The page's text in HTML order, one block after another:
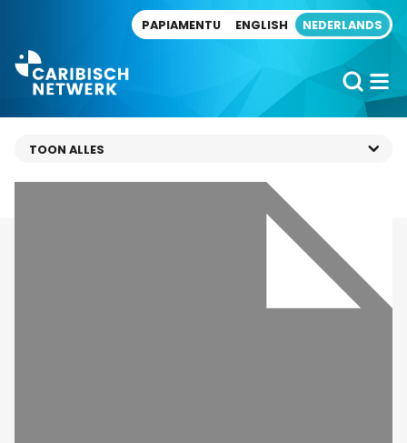
PAPIAMENTU ENGLISH NEDERLANDS